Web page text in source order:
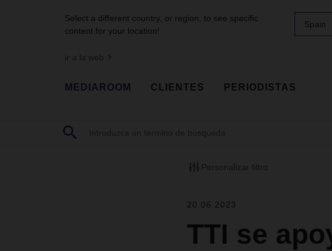
Select a different country, or region, to see specific
content for your location!
Spain
ir a la web
MEDIAROOM CLIENTES PERIODISTAS
Personalizar filtro
20.06.2023
TTI se